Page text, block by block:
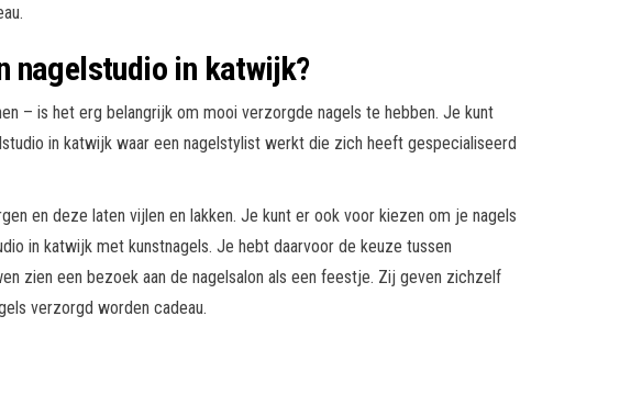
nagelstudio in katwijk?
– is het erg belangrijk om mooi verzorgde nagels te hebben. Je kunt
in katwijk waar een nagelstylist werkt die zich heeft gespecialiseerd
en deze laten vijlen en lakken. Je kunt er ook voor kiezen om je nagels
in katwijk met kunstnagels. Je hebt daarvoor de keuze tussen
zien een bezoek aan de nagelsalon als een feestje. Zij geven zichzelf
verzorgd worden cadeau.